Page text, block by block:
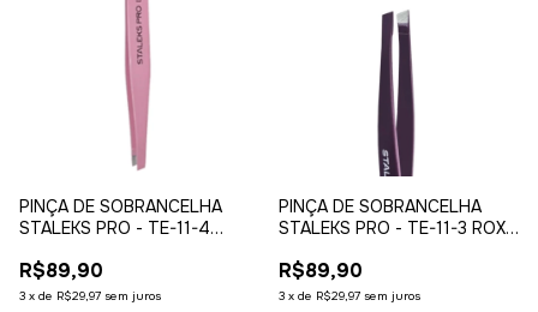
PINÇA DE SOBRANCELHA
STALEKS PRO - TE-11-4
R$89,90
3 x de R$29,97 sem juros
PINÇA DE SOBRANCELHA
STALEKS PRO - TE-11-3 ROXA
R$89,90
3 x de R$29,97 sem juros